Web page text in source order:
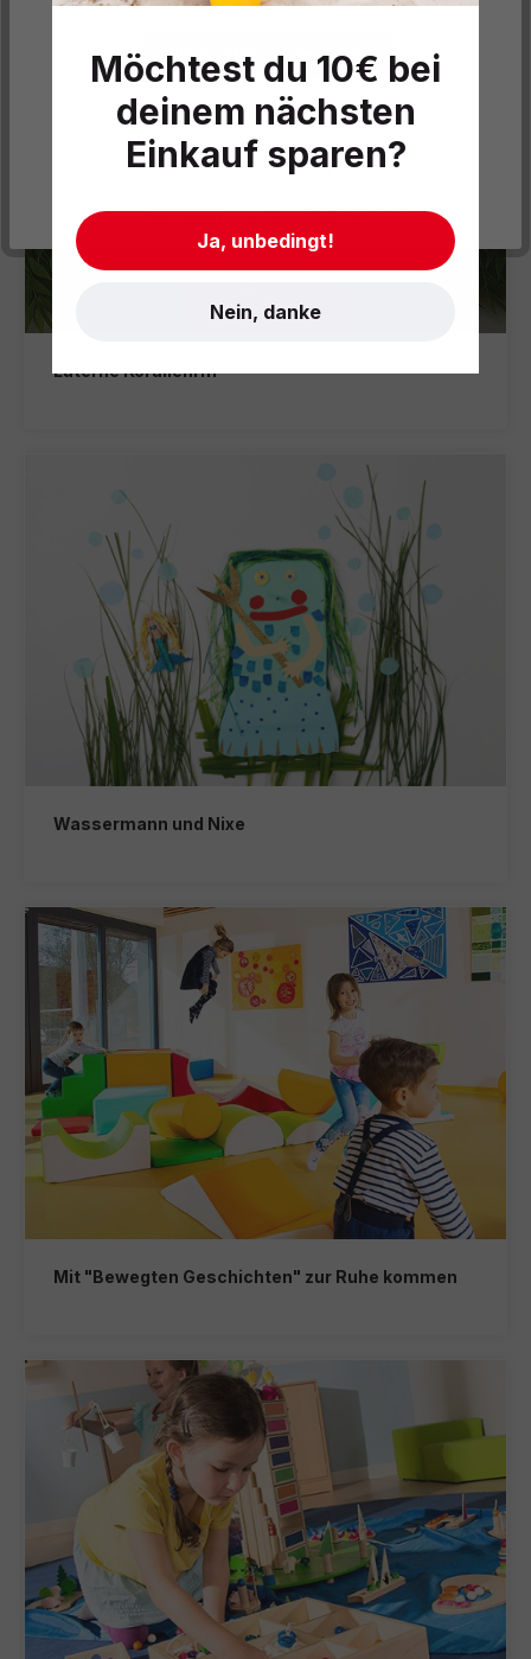
Laterne Korallenriff
Wassermann und Nixe
Mit "Bewegten Geschichten" zur Ruhe kommen
Alle Cookies akzeptieren
Datenschutzeinstellungen
Cookies akzeptieren
- Impressum - AGB - Datenschutz
Möchtest du 10€ bei
deinem nächsten
Einkauf sparen?
Ja, unbedingt!
Nein, danke